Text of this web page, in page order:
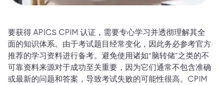
要获得 APICS CPIM 认证，需要专心学习并透彻理解其全
面的知识体系。由于考试题目经常变化，因此务必参考官方
推荐的学习资料进行备考。避免使用诸如“脑转储”之类的不
可靠资料来源对于成功至关重要，因为它们通常不包含准确
或最新的问题和答案，导致考试失败的可能性很高。CPIM